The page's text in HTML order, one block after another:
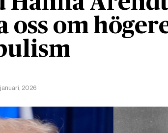
oss om
2026